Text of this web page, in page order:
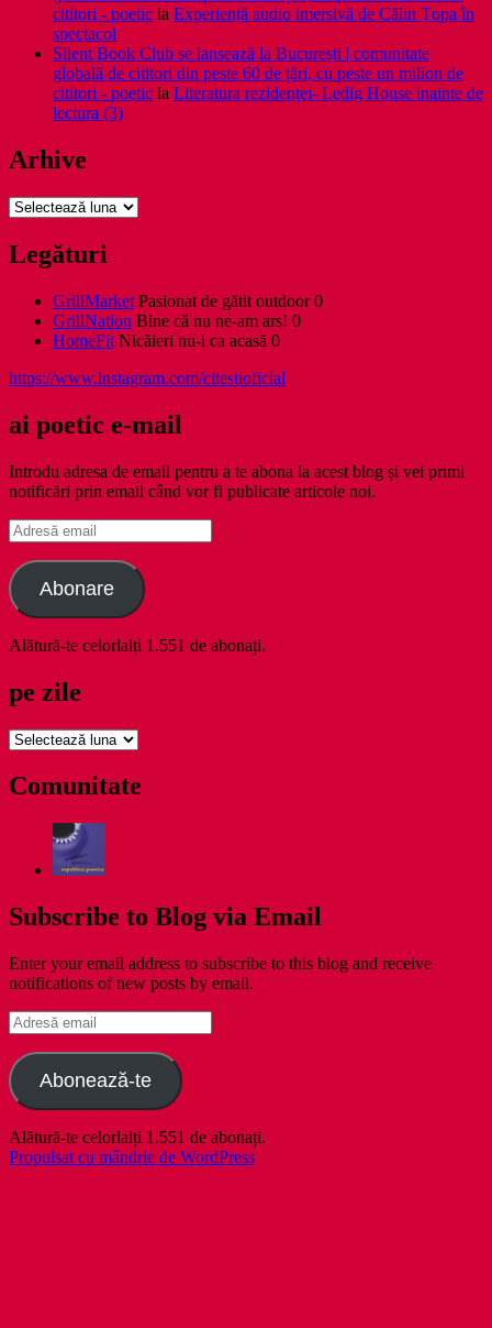
cititori - poetic la Experiență audio imersivă de Călin Țopa în
spectacol
Silent Book Club se lansează la București | comunitate
globală de cititori din peste 60 de țări, cu peste un milion de
cititori - poetic la Literatura rezidenţei- Ledig House inainte de
lectura (3)
Arhive
Arhive
Legături
GrillMarket Pasionat de gătit outdoor 0
GrillNation Bine că nu ne-am ars! 0
HomeFit Nicăieri nu-i ca acasă 0
https://www.instagram.com/citestioficial
ai poetic e-mail
Introdu adresa de email pentru a te abona la acest blog și vei primi
notificări prin email când vor fi publicate articole noi.
Adresă
email
Abonare
Alătură-te celorlalți 1.551 de abonați.
pe zile
pe
Comunitate
Subscribe to Blog via Email
Enter your email address to subscribe to this blog and receive
notifications of new posts by email.
Adresă
email
Abonează-te
Alătură-te celorlalți 1.551 de abonați.
Propulsat cu mândrie de WordPress